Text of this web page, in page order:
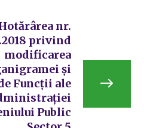
nr.
privind
modificarea
și
Funcții ale
Public